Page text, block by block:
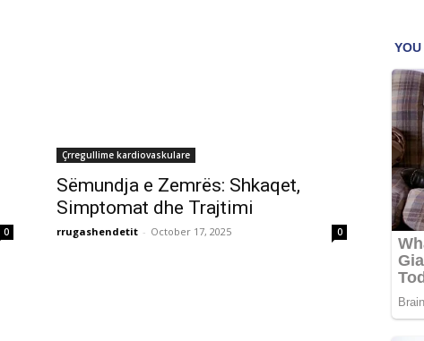
0
Çrregullime kardiovaskulare
Sëmundja e Zemrës: Shkaqet,
Simptomat dhe Trajtimi
rrugashendetit - October 17, 2025 0